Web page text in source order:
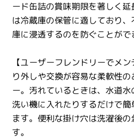
ード缶詰の賞味期限を著しく
は冷蔵庫の保管に適しており
庫に浸透するのを防ぐことがで
【ユーザーフレンドリーでメ
り外しや交換が容易な柔軟性
ー。汚れているときは、水道
洗い機に入れたりするだけで
ます。便利な掛け穴は洗濯後
す。